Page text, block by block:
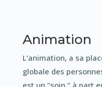
Animation
L’animation, a sa
globale des
est un “soin ” à part